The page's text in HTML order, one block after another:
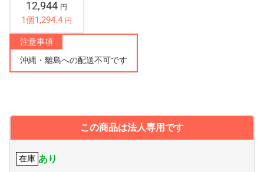
12,944 円
1個1,294.4 円
注意事項
沖縄・離島への配送不可です
この商品は法人専用です
在庫 あり